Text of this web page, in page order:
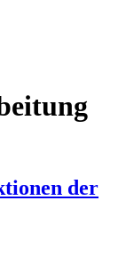
der